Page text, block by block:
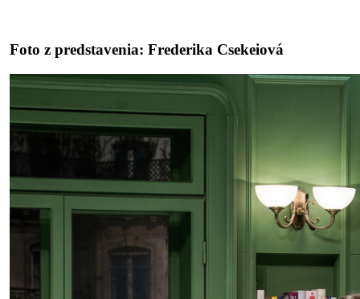
Foto z predstavenia: Frederika Csekeiová